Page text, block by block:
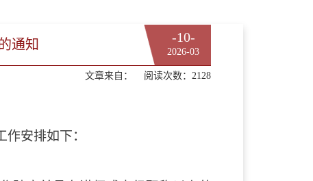
通知 -10-
2026-03
文章来自： 阅读次数： 2128
安排如下：